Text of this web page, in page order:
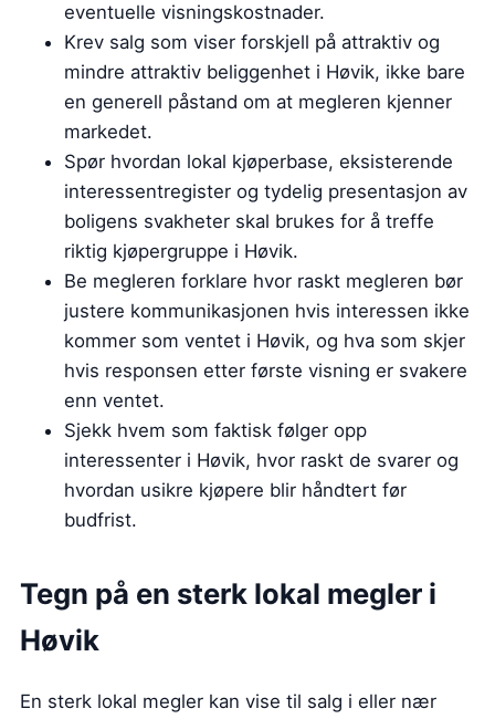
eventuelle visningskostnader.
Krev salg som viser forskjell på attraktiv og
mindre attraktiv beliggenhet i Høvik, ikke bare
en generell påstand om at megleren kjenner
markedet.
Spør hvordan lokal kjøperbase, eksisterende
interessentregister og tydelig presentasjon av
boligens svakheter skal brukes for å treffe
riktig kjøpergruppe i Høvik.
Be megleren forklare hvor raskt megleren bør
justere kommunikasjonen hvis interessen ikke
kommer som ventet i Høvik, og hva som skjer
hvis responsen etter første visning er svakere
enn ventet.
Sjekk hvem som faktisk følger opp
interessenter i Høvik, hvor raskt de svarer og
hvordan usikre kjøpere blir håndtert før
budfrist.
Tegn på en sterk lokal megler i
Høvik
En sterk lokal megler kan vise til salg i eller nær